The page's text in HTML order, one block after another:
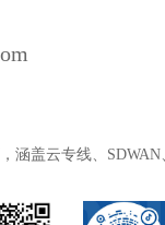
涵盖云专线、